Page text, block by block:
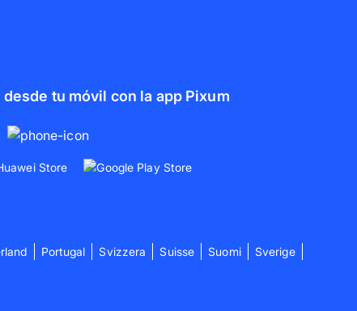
tu móvil con la app Pixum
Portugal Svizzera Suisse Suomi
Sverige